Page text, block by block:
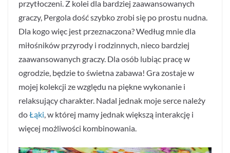
przytłoczeni. Z kolei dla bardziej zaawansowanych
graczy, Pergola dość szybko zrobi się po prostu nudna.
Dla kogo więc jest przeznaczona? Według mnie dla
miłośników przyrody i rodzinnych, nieco bardziej
zaawansowanych graczy. Dla osób lubiąc pracę w
ogrodzie, będzie to świetna zabawa! Gra zostaje w
mojej kolekcji ze względu na piękne wykonanie i
relaksujący charakter. Nadal jednak moje serce należy
doŁąki , w której mamy jednak większą interakcję i
więcej możliwości kombinowania.